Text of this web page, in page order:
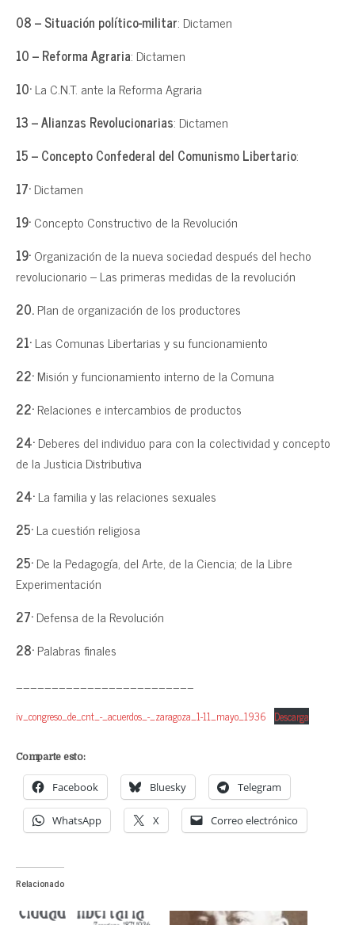
08 – Situación político-militar: Dictamen
10 – Reforma Agraria: Dictamen
10·La C.N.T. ante la Reforma Agraria
13 – Alianzas Revolucionarias: Dictamen
15 – Concepto Confederal del Comunismo Libertario:
17·Dictamen
19·Concepto Constructivo de la Revolución
19·Organización de la nueva sociedad después del hecho
revolucionario – Las primeras medidas de la revolución
20.Plan de organización de los productores
21·Las Comunas Libertarias y su funcionamiento
22·Misión y funcionamiento interno de la Comuna
22·Relaciones e intercambios de productos
24·Deberes del individuo para con la colectividad y concepto
de la Justicia Distributiva
24·La familia y las relaciones sexuales
25·La cuestión religiosa
25·De la Pedagogía, del Arte, de la Ciencia; de la Libre
Experimentación
27·Defensa de la Revolución
28·Palabras finales
_________________________
iv_congreso_de_cnt_-_acuerdos_-_zaragoza_1-11_mayo_1936 Descarga
Comparte esto:
Facebook Bluesky Telegram
WhatsApp X Correo electrónico
Relacionado